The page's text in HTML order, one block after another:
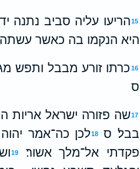
15הריעו עליה סביב נתנה
היא הנקמו בה כאשר עשתה
16 כרתו זורע מבבל ותפש
ס
17שה פזורה ישראל אריות
בבל׃ ס
18לכן כה־אמר
פקדתי אל־מלך אשור׃
19